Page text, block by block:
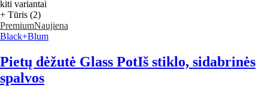
kiti variantai
+ Tūris (2)
PremiumNaujiena
Black+Blum
Pietų dėžutė Glass PotIš stiklo, sidabrinės
spalvos